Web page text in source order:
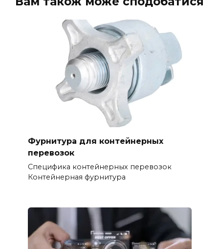
Фурнитура для контейнерных
перевозок
Специфика контейнерных перевозок
Контейнерная фурнитура